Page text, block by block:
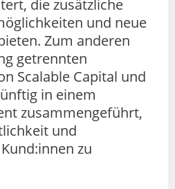
die zusätzliche
und neue
Zum anderen
getrennten
Scalable Capital und
in einem
zusammengeführt,
und
zu